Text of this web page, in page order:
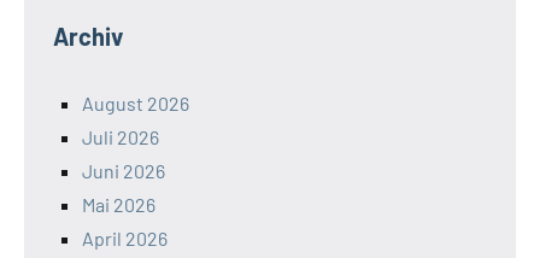
Archiv
August 2026
Juli 2026
Juni 2026
Mai 2026
April 2026